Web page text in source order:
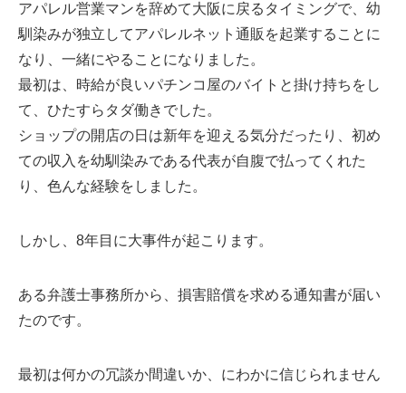
アパレル営業マンを辞めて大阪に戻るタイミングで、幼
馴染みが独立してアパレルネット通販を起業することに
なり、一緒にやることになりました。
最初は、時給が良いパチンコ屋のバイトと掛け持ちをし
て、ひたすらタダ働きでした。
ショップの開店の日は新年を迎える気分だったり、初め
ての収入を幼馴染みである代表が自腹で払ってくれた
り、色んな経験をしました。
しかし、8年目に大事件が起こります。
ある弁護士事務所から、損害賠償を求める通知書が届い
たのです。
最初は何かの冗談か間違いか、にわかに信じられません